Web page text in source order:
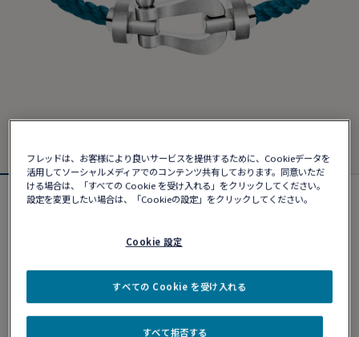
オンライン限定
フレッドは、お客様により良いサービスを提供するために、Cookieデータを
活用してソーシャルメディアでのコンテンツ共有しております。同意いただ
ける場合は、「すべての Cookie を受け入れる」をクリックしてください。
設定を変更したい場合は、「Cookieの設定」をクリックしてください。
Cookie 設定
すべて拒否する
すべての Cookie を受け入れる